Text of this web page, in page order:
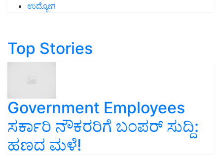
ಉದ್ಯೋಗ
Top Stories
Government Employees
ಸರ್ಕಾರಿ ನೌಕರರಿಗೆ ಬಂಪರ್‌ ಸುದ್ದಿ:
ಹಣದ ಮಳೆ!